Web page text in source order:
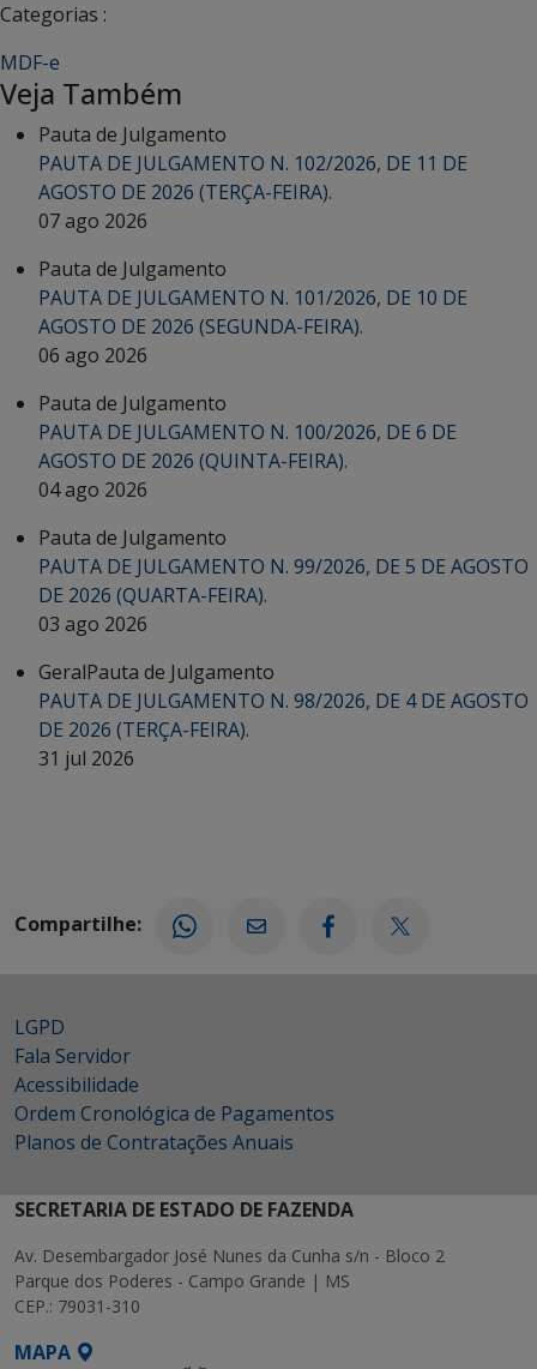
Categorias :
MDF-e
Veja Também
Pauta de Julgamento
PAUTA DE JULGAMENTO N. 102/2026, DE 11 DE
AGOSTO DE 2026 (TERÇA-FEIRA).
07 ago 2026
Pauta de Julgamento
PAUTA DE JULGAMENTO N. 101/2026, DE 10 DE
AGOSTO DE 2026 (SEGUNDA-FEIRA).
06 ago 2026
Pauta de Julgamento
PAUTA DE JULGAMENTO N. 100/2026, DE 6 DE
AGOSTO DE 2026 (QUINTA-FEIRA).
04 ago 2026
Pauta de Julgamento
PAUTA DE JULGAMENTO N. 99/2026, DE 5 DE AGOSTO
DE 2026 (QUARTA-FEIRA).
03 ago 2026
GeralPauta de Julgamento
PAUTA DE JULGAMENTO N. 98/2026, DE 4 DE AGOSTO
DE 2026 (TERÇA-FEIRA).
31 jul 2026
Compartilhe:
LGPD
Fala Servidor
Acessibilidade
Ordem Cronológica de Pagamentos
Planos de Contratações Anuais
SECRETARIA DE ESTADO DE FAZENDA
Av. Desembargador José Nunes da Cunha s/n - Bloco 2
Parque dos Poderes - Campo Grande | MS
CEP.: 79031-310
MAPA